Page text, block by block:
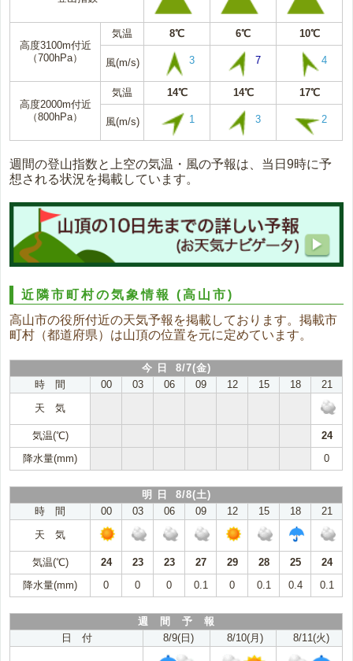
高度3100m付近
（700hPa）
気温 8℃ 6℃ 10℃
風(m/s) 3 7 4
高度2000m付近
（800hPa）
気温 14℃ 14℃ 17℃
風(m/s) 1 3 2
週間の登山指数と上空の気温・風の予報は、当日9時に予
想される状況を掲載しています。
近隣市町村の気象情報(高山市)
高山市の役所付近の天気予報を掲載しております。掲載市
町村（都道府県）は山頂の位置を元に定めています。
今 日 8/7(金)
時 間
00 03 06 09 12 15 18
21
天 気
気温(℃)
24
降水量(mm)
0
明 日 8/8(土)
時 間
00 03 06 09 12 15 18
21
天 気
気温(℃) 24 23 23 27 29 28 25
24
降水量(mm)
0 0 0 0.1 0 0.1 0.4 0.1
週 間 予 報
日 付
8/9(日) 8/10(月) 8/11(火)